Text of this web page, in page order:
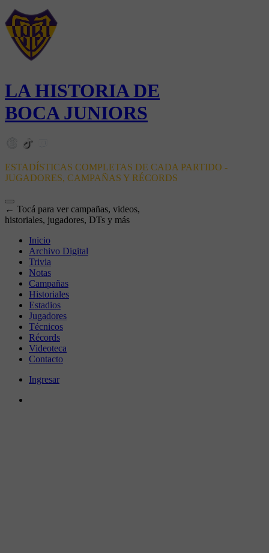
LA HISTORIA DE
BOCA JUNIORS
ESTADÍSTICAS COMPLETAS DE CADA PARTIDO -
JUGADORES, CAMPAÑAS Y RÉCORDS
← Tocá para ver campañas, videos,
historiales, jugadores, DTs y más
Inicio
Archivo Digital
Trivia
Notas
Campañas
Historiales
Estadios
Jugadores
Técnicos
Récords
Videoteca
Contacto
Ingresar